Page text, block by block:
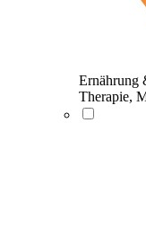
Ernährung
Therapie,